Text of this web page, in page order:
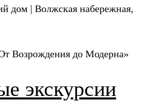
дом | Волжская набережная,
Возрождения до Модерна»
экскурсии